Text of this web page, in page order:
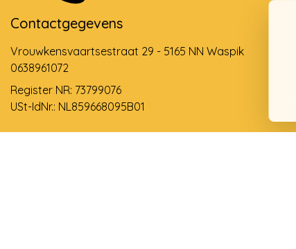
Contactgegevens
Vrouwkensvaartsestraat 29 - 5165 NN Waspik
0638961072
Register NR: 73799076
USt-IdNr.: NL859668095B01